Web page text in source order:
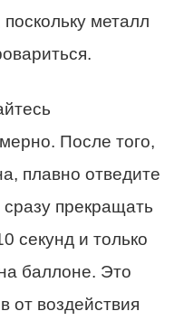
металл
После того,
плавно отведите
прекращать
секунд и только
баллоне. Это
от воздействия